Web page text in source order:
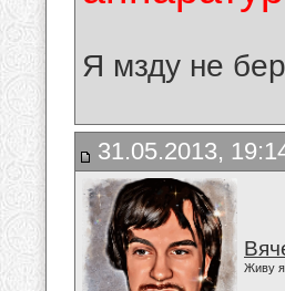
Я мзду не
31.05.2013,
Живу я